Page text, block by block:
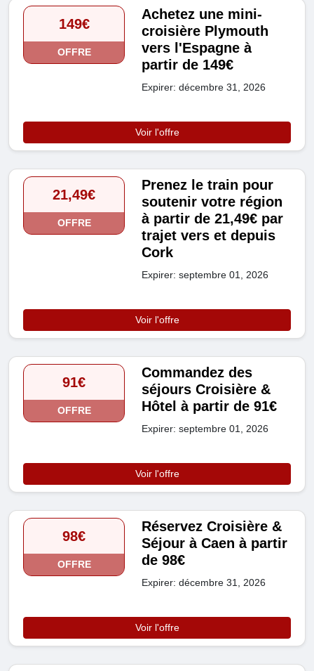
149€
OFFRE
Achetez une mini-
croisière Plymouth
vers l'Espagne à
partir de 149€
Expirer: décembre 31, 2026
Voir l'offre
21,49€
OFFRE
Prenez le train pour
soutenir votre région
à partir de 21,49€ par
trajet vers et depuis
Cork
Expirer: septembre 01, 2026
Voir l'offre
91€
OFFRE
Commandez des
séjours Croisière &
Hôtel à partir de 91€
Expirer: septembre 01, 2026
Voir l'offre
98€
OFFRE
Réservez Croisière &
Séjour à Caen à partir
de 98€
Expirer: décembre 31, 2026
Voir l'offre